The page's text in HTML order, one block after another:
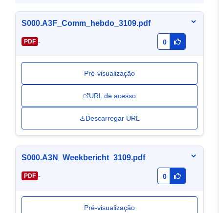
S000.A3F_Comm_hebdo_3109.pdf
PDF - 0
Pré-visualização
URL de acesso
Descarregar URL
S000.A3N_Weekbericht_3109.pdf
PDF - 0
Pré-visualização